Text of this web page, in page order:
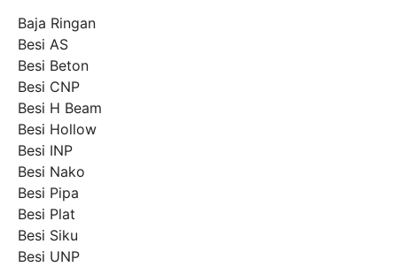
Baja Ringan
Besi AS
Besi Beton
Besi CNP
Besi H Beam
Besi Hollow
Besi INP
Besi Nako
Besi Pipa
Besi Plat
Besi Siku
Besi UNP